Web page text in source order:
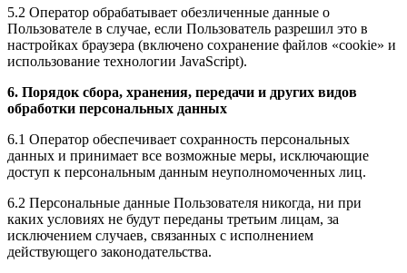
5.2 Оператор обрабатывает обезличенные данные о
Пользователе в случае, если Пользователь разрешил это в
настройках браузера (включено сохранение файлов «cookie» и
использование технологии JavaScript).
6. Порядок сбора, хранения, передачи и других видов
обработки персональных данных
6.1 Оператор обеспечивает сохранность персональных
данных и принимает все возможные меры, исключающие
доступ к персональным данным неуполномоченных лиц.
6.2 Персональные данные Пользователя никогда, ни при
каких условиях не будут переданы третьим лицам, за
исключением случаев, связанных с исполнением
действующего законодательства.